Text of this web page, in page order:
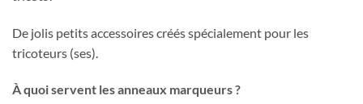
De jolis petits accessoires créés spécialement pour les
tricoteurs (ses).
À quoi servent les anneaux marqueurs ?